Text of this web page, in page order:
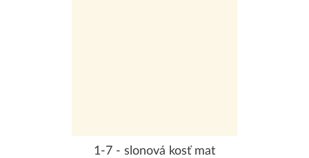
1-7 - slonová kosť mat